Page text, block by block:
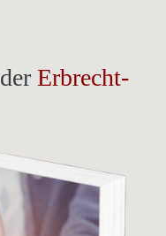
derErbrecht-